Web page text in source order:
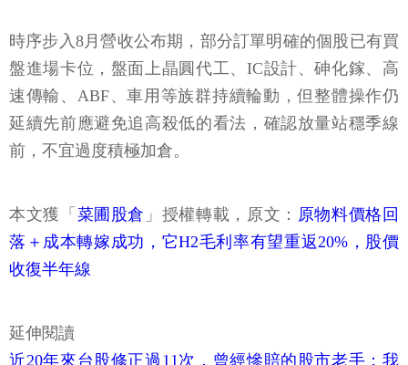
時序步入8月營收公布期，部分訂單明確的個股已有買
盤進場卡位，盤面上晶圓代工、IC設計、砷化鎵、高
速傳輸、ABF、車用等族群持續輪動，但整體操作仍
延續先前應避免追高殺低的看法，確認放量站穩季線
前，不宜過度積極加倉。
本文獲「 菜圃股倉 」授權轉載，原文： 原物料價格回
落＋成本轉嫁成功，它H2毛利率有望重返20%，股價
收復半年線
延伸閱讀
近20年來台股修正過11次，曾經慘賠的股市老手：我